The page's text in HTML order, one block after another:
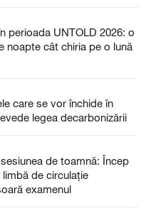
perioada UNTOLD 2026: o
noapte cât chiria pe o lună
care se vor închide în
legea decarbonizării
de toamnă: Încep
de circulație
examenul